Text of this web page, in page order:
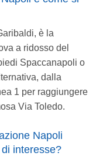
è la
a ridosso del
Spaccanapoli o
dalla
1 per raggiungere
Via Toledo.
Napoli
interesse?